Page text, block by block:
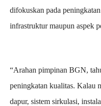
difokuskan pada
infrastruktur maupun aspek
“Arahan pimpinan BGN,
peningkatan kualitas. Kalau
dapur, sistem sirkulasi,